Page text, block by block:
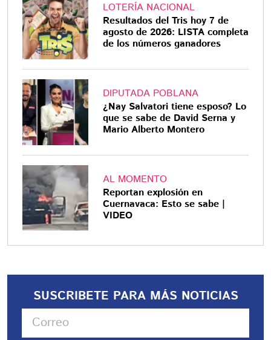
LOTERÍA NACIONAL
Resultados del Tris hoy 7 de
agosto de 2026: LISTA completa
de los números ganadores
DIPUTADA POBLANA
¿Nay Salvatori tiene esposo? Lo
que se sabe de David Serna y
Mario Alberto Montero
AL MOMENTO
Reportan explosión en
Cuernavaca: Esto se sabe |
VIDEO
SUSCRIBETE PARA MÁS NOTICIAS